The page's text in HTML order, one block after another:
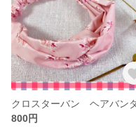
800円